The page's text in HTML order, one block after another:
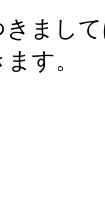
まし
す。